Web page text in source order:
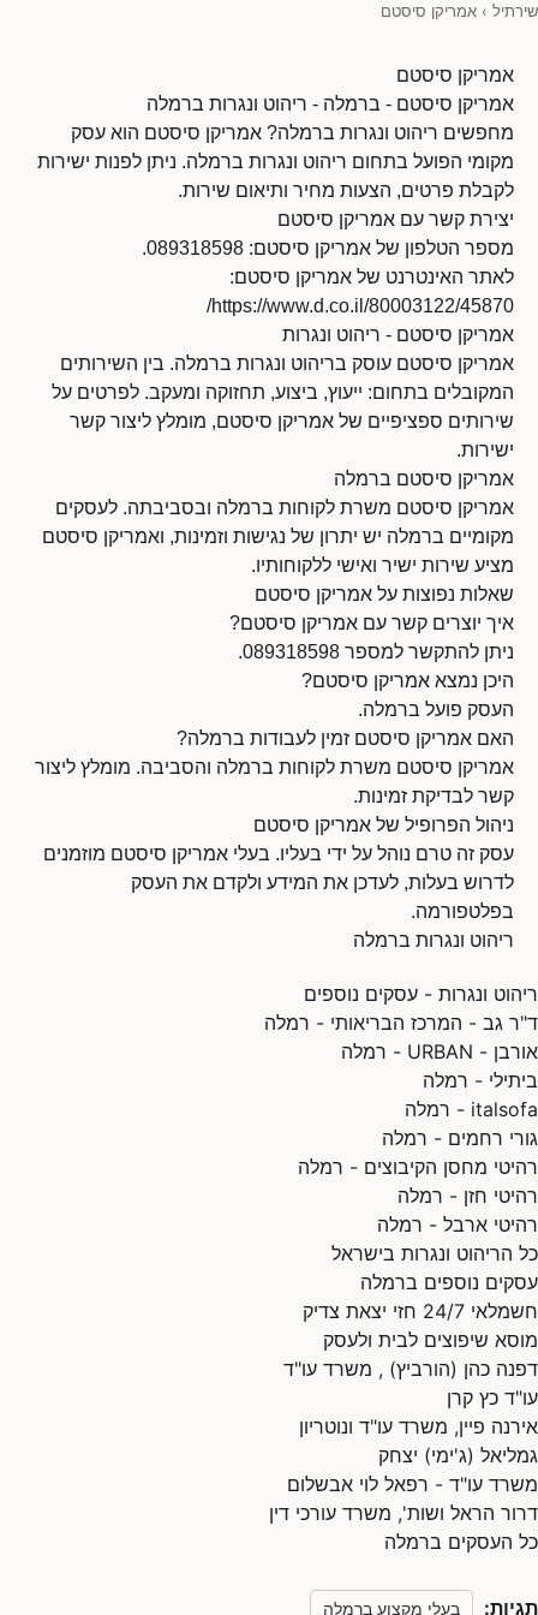
שירתיל › אמריקן סיסטם
אמריקן סיסטם
אמריקן סיסטם - ברמלה - ריהוט ונגרות ברמלה
מחפשים ריהוט ונגרות ברמלה? אמריקן סיסטם הוא עסק
מקומי הפועל בתחום ריהוט ונגרות ברמלה. ניתן לפנות ישירות
לקבלת פרטים, הצעות מחיר ותיאום שירות.
יצירת קשר עם אמריקן סיסטם
מספר הטלפון של אמריקן סיסטם: 089318598.
לאתר האינטרנט של אמריקן סיסטם:
https://www.d.co.il/80003122/45870/
אמריקן סיסטם - ריהוט ונגרות
אמריקן סיסטם עוסק בריהוט ונגרות ברמלה. בין השירותים
המקובלים בתחום: ייעוץ, ביצוע, תחזוקה ומעקב. לפרטים על
שירותים ספציפיים של אמריקן סיסטם, מומלץ ליצור קשר
ישירות.
אמריקן סיסטם ברמלה
אמריקן סיסטם משרת לקוחות ברמלה ובסביבתה. לעסקים
מקומיים ברמלה יש יתרון של נגישות וזמינות, ואמריקן סיסטם
מציע שירות ישיר ואישי ללקוחותיו.
שאלות נפוצות על אמריקן סיסטם
איך יוצרים קשר עם אמריקן סיסטם?
ניתן להתקשר למספר 089318598.
היכן נמצא אמריקן סיסטם?
העסק פועל ברמלה.
האם אמריקן סיסטם זמין לעבודות ברמלה?
אמריקן סיסטם משרת לקוחות ברמלה והסביבה. מומלץ ליצור
קשר לבדיקת זמינות.
ניהול הפרופיל של אמריקן סיסטם
עסק זה טרם נוהל על ידי בעליו. בעלי אמריקן סיסטם מוזמנים
לדרוש בעלות, לעדכן את המידע ולקדם את העסק
בפלטפורמה.
ריהוט ונגרות ברמלה
ריהוט ונגרות - עסקים נוספים
ד"ר גב - המרכז הבריאותי - רמלה
אורבן - URBAN - רמלה
ביתילי - רמלה
italsofa - רמלה
גורי רחמים - רמלה
רהיטי מחסן הקיבוצים - רמלה
רהיטי חזן - רמלה
רהיטי ארבל - רמלה
כל הריהוט ונגרות בישראל
עסקים נוספים ברמלה
חשמלאי 24/7 חזי יצאת צדיק
מוסא שיפוצים לבית ולעסק
דפנה כהן (הורביץ) , משרד עו"ד
עו"ד כץ קרן
אירנה פיין, משרד עו"ד ונוטריון
גמליאל (ג'ימי) יצחק
משרד עו"ד - רפאל לוי אבשלום
דרור הראל ושות', משרד עורכי דין
כל העסקים ברמלה
תגיות: בעלי מקצוע ברמלה